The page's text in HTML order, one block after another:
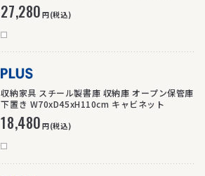
27,280円(税込)
>
収納家具 スチール製書庫 収納庫 オープン保管庫
下置き W70xD45xH110cm キャビネット
18,480円(税込)